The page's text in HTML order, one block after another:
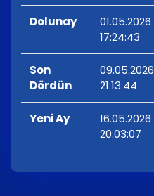
Dolunay
01.05.2026
17:24:43
Son
Dördün
09.05.2026
21:13:44
Yeni Ay
16.05.2026
20:03:07